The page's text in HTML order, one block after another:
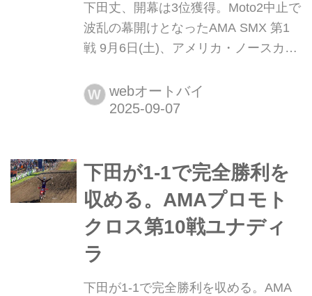
下田丈、開幕は3位獲得。Moto2中止で
波乱の幕開けとなったAMA SMX 第1
戦 9月6日(土)、アメリカ・ノースカロ
ー・スピードウェイにて、2025 AMA
スーパーモトクロス選手権(SMX)が開
繰り上げ3位、Moto2は雷雨により中止
・下田の強みが発...
W webオートバイ
下田が1-1で完全勝利を
収める。AMAプロモト
クロス第10戦ユナディ
ラ
下田が1-1で完全勝利を収める。AMA